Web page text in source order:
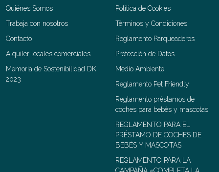
Quiénes Somos
Trabaja con nosotros
Contacto
Alquiler locales comerciales
Memoria de Sostenibilidad DK
2023
Política de Cookies
Términos y Condiciones
Reglamento Parqueaderos
Protección de Datos
Medio Ambiente
Reglamento Pet Friendly
Reglamento préstamos de
coches para bebés y mascotas
REGLAMENTO PARA EL
PRÉSTAMO DE COCHES DE
BEBÉS Y MASCOTAS
REGLAMENTO PARA LA
CAMPAÑA «COMPLETA LA